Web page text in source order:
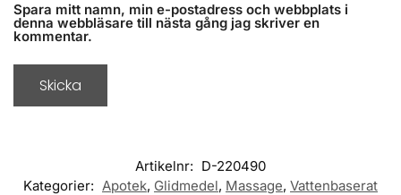
Spara mitt namn, min e-postadress och webbplats i
denna webbläsare till nästa gång jag skriver en
kommentar.
Artikelnr: D-220490
Kategorier: Apotek, Glidmedel, Massage, Vattenbaserat